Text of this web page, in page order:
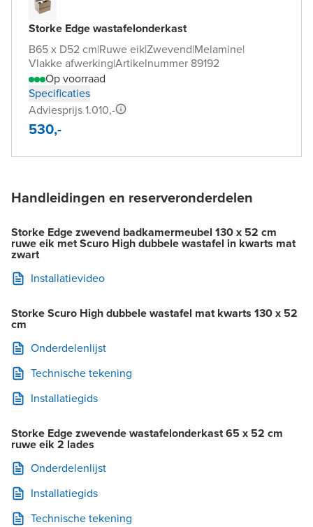
Storke Edge wastafelonderkast
B65 x D52 cm|Ruwe eik|Zwevend|Melamine|
Vlakke afwerking|Artikelnummer 89192
Op voorraad
Specificaties
Adviesprijs 1.010,-
530,-
Handleidingen en reserveronderdelen
Storke Edge zwevend badkamermeubel 130 x 52 cm
ruwe eik met Scuro High dubbele wastafel in kwarts mat
zwart
Installatievideo
Storke Scuro High dubbele wastafel mat kwarts 130 x 52
cm
Onderdelenlijst
Technische tekening
Installatiegids
Storke Edge zwevende wastafelonderkast 65 x 52 cm
ruwe eik 2 lades
Onderdelenlijst
Installatiegids
Technische tekening